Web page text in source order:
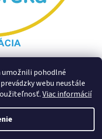
umožnili pohodlné
webu neustále
Viac informácií